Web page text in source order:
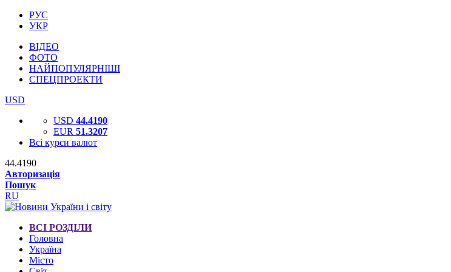
РУС
УКР
ВІДЕО
ФОТО
НАЙПОПУЛЯРНІШІ
СПЕЦПРОЕКТИ
USD
USD 44.4190
EUR 51.3207
Всі курси валют
44.4190
Авторизація
Пошук
RU
ВСІ РОЗДІЛИ
Головна
Україна
Місто